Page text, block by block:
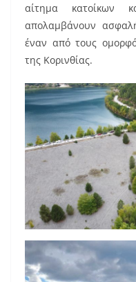
αίτημα κατοίκων
απολαμβάνουν
έναν από τους
της Κορινθίας.